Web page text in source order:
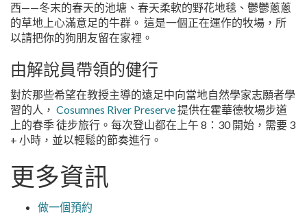
西——冬末的春天的池塘、春天柔軟的野花地毯、鬱鬱蔥蔥
的草地上心滿意足的牛群。 這是一個正在運作的牧場，所
以請把你的狗朋友留在家裡。
由解說員帶領的健行
對於那些希望在教授主導的遠足中向當地自然學家志願者學
習的人， Cosumnes River Preserve提供在霍華德牧場步道
上的春季 徒步旅行。每次登山都在上午 8：30 開始，需要 3
+ 小時，並以輕鬆的節奏進行。
更多資訊
做一個預約